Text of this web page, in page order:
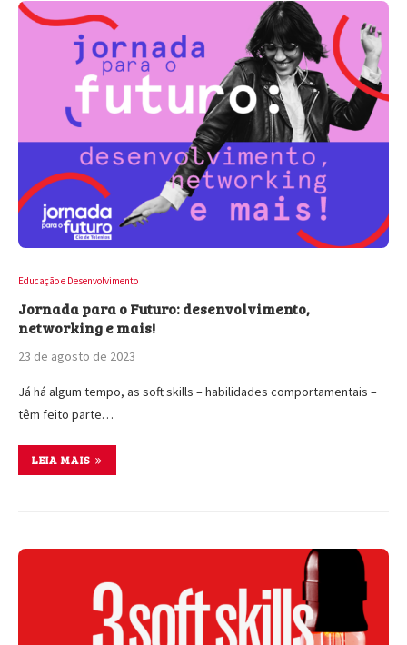
Educação e Desenvolvimento
Jornada para o Futuro: desenvolvimento,
networking e mais!
23 de agosto de 2023
Já há algum tempo, as soft skills – habilidades comportamentais –
têm feito parte…
LEIA MAIS